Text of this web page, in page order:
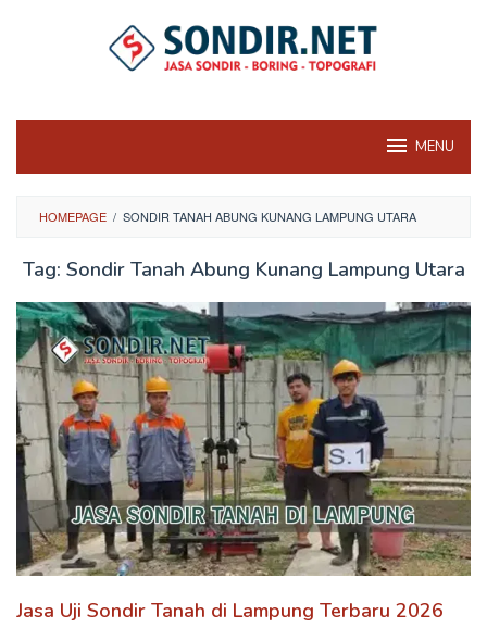
MENU
HOMEPAGE / SONDIR TANAH ABUNG KUNANG LAMPUNG UTARA
Tag: Sondir Tanah Abung Kunang Lampung Utara
Jasa Uji Sondir Tanah di Lampung Terbaru 2026